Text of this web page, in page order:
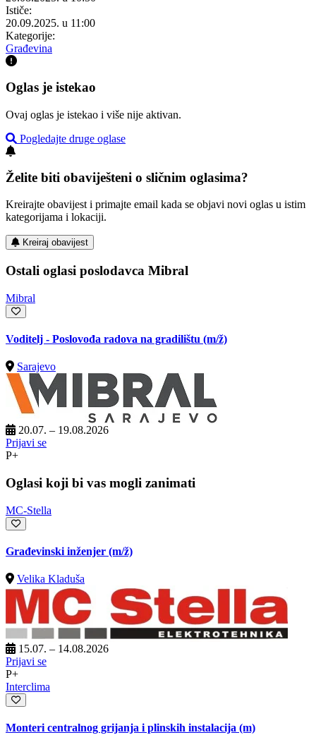
Ističe:
20.09.2025. u 11:00
Kategorije:
Građevina
Oglas je istekao
Ovaj oglas je istekao i više nije aktivan.
Pogledajte druge oglase
Želite biti obaviješteni o sličnim oglasima?
Kreirajte obavijest i primajte email kada se objavi novi oglas u istim
kategorijama i lokaciji.
Kreiraj obavijest
Ostali oglasi poslodavca Mibral
Mibral
Voditelj - Poslovođa radova na gradilištu (m/ž)
Sarajevo
20.07. – 19.08.2026
Prijavi se
P+
Oglasi koji bi vas mogli zanimati
MC-Stella
Građevinski inženjer (m/ž)
Velika Kladuša
15.07. – 14.08.2026
Prijavi se
P+
Interclima
Monteri centralnog grijanja i plinskih instalacija (m)